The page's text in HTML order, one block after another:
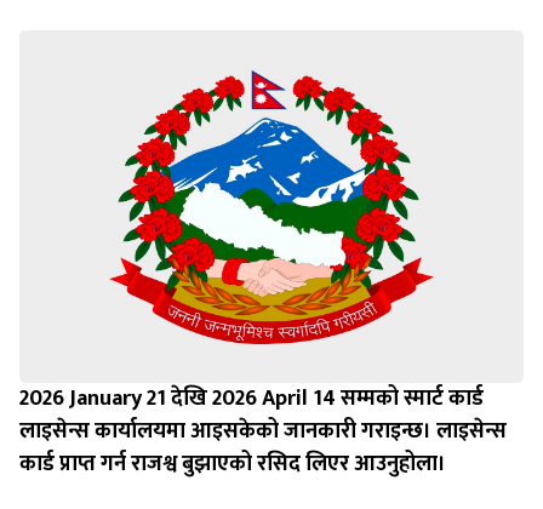
2026 January 21 देखि 2026 April 14 सम्मको स्मार्ट कार्ड
लाइसेन्स कार्यालयमा आइसकेको जानकारी गराइन्छ। लाइसेन्स
कार्ड प्राप्त गर्न राजश्व बुझाएको रसिद लिएर आउनुहोला।